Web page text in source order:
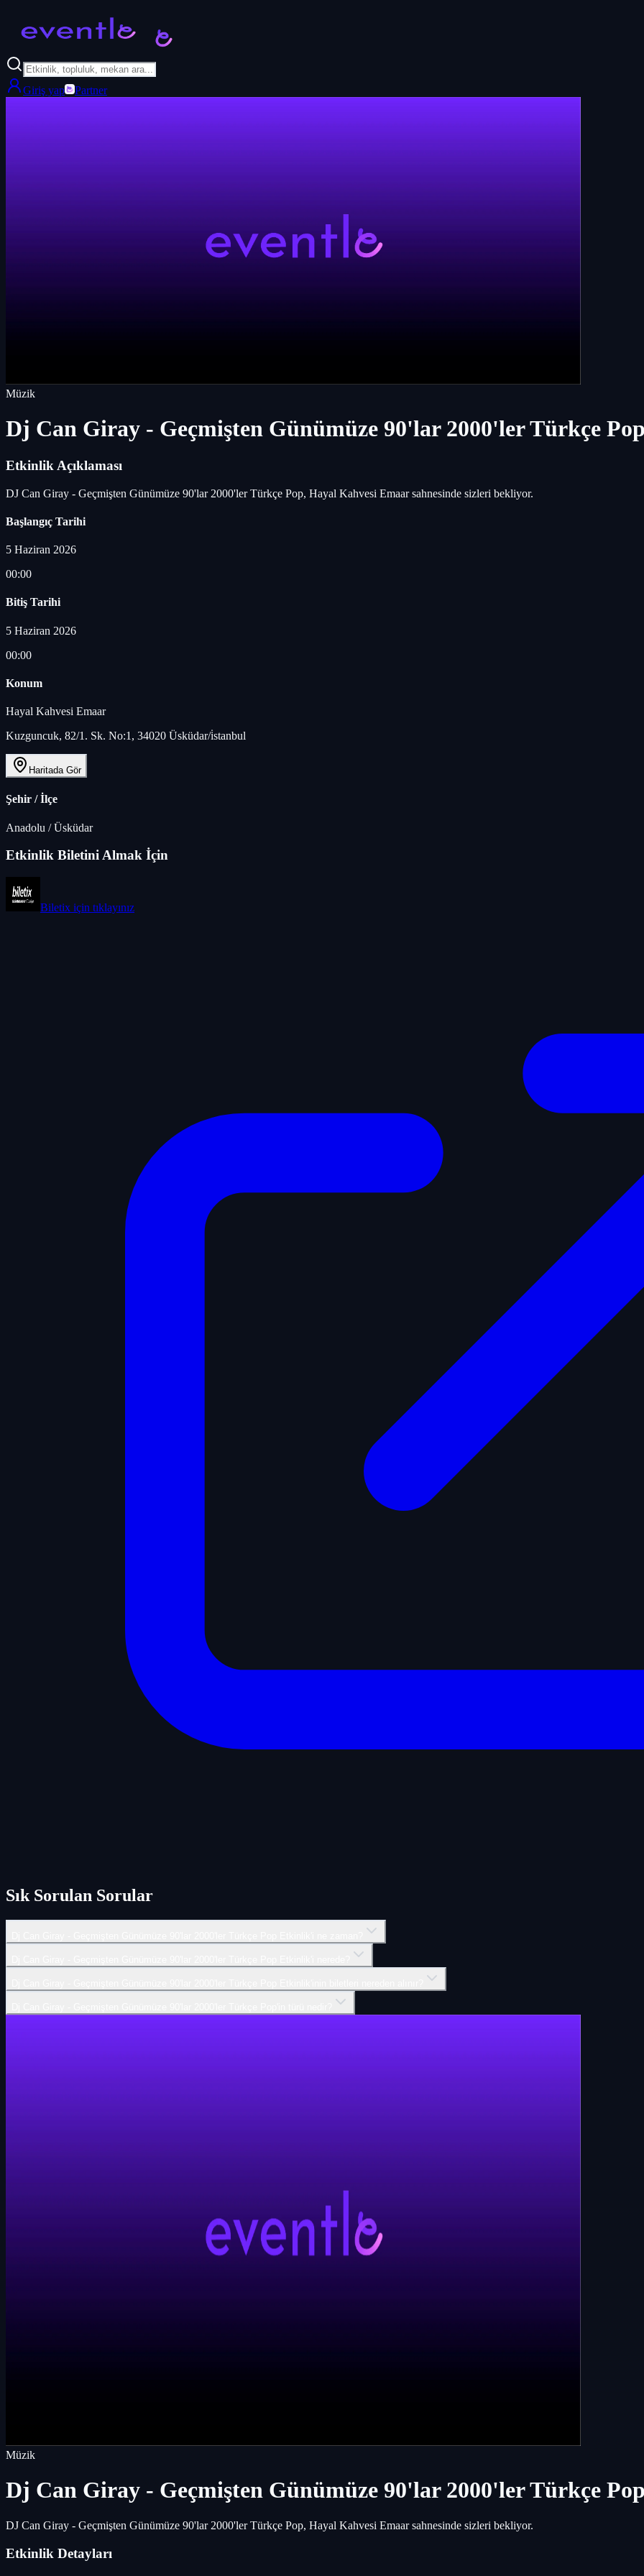
Giriş yap Partner
Müzik
Dj Can Giray - Geçmişten Günümüze 90'lar 2000'ler Türkçe
Etkinlik Açıklaması
DJ Can Giray - Geçmişten Günümüze 90'lar 2000'ler Türkçe Pop, Hayal Kahvesi Emaar sahnesinde sizleri bekliyor.
Başlangıç Tarihi
5 Haziran 2026
00:00
Bitiş Tarihi
5 Haziran 2026
00:00
Konum
Hayal Kahvesi Emaar
Kuzguncuk, 82/1. Sk. No:1, 34020 Üsküdar/i̇stanbul
Haritada Gör
Şehir / İlçe
Anadolu /Üsküdar
Etkinlik Biletini Almak İçin
Biletix için tıklayınız
Sık Sorulan Sorular
Müzik
Dj Can Giray - Geçmişten Günümüze 90'lar 2000'ler Türkçe
DJ Can Giray - Geçmişten Günümüze 90'lar 2000'ler Türkçe Pop, Hayal Kahvesi Emaar sahnesinde sizleri bekliyor.
Etkinlik Detayları